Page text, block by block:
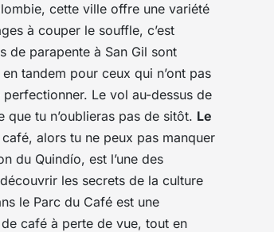
, cette ville offre une variété
à couper le souffle, c’est
de parapente à San Gil sont
tandem pour ceux qui n’ont pas
Le vol au-dessus de
tu n’oublieras pas de sitôt. Le
alors tu ne peux pas manquer
du Quindío, est l’une des
les secrets de la culture
le Parc du Café est une
café à perte de vue, tout en